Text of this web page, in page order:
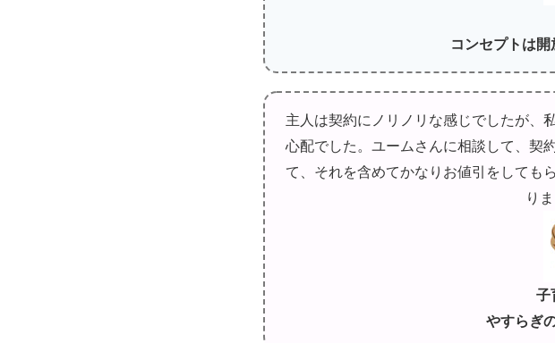
コンセプトは
主人は契約にノリノリな感じでしたが、
心配でした。ユームさんに相談して、契
て、それを含めてかなりお値引をしても
り
子
やすらぎ